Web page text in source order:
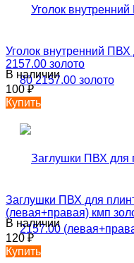
Уголок внутренний
2157.00 золото
В наличии
100₽
Купить
Заглушки ПВХ для
(левая+правая) кмп
В наличии
120₽
Купить